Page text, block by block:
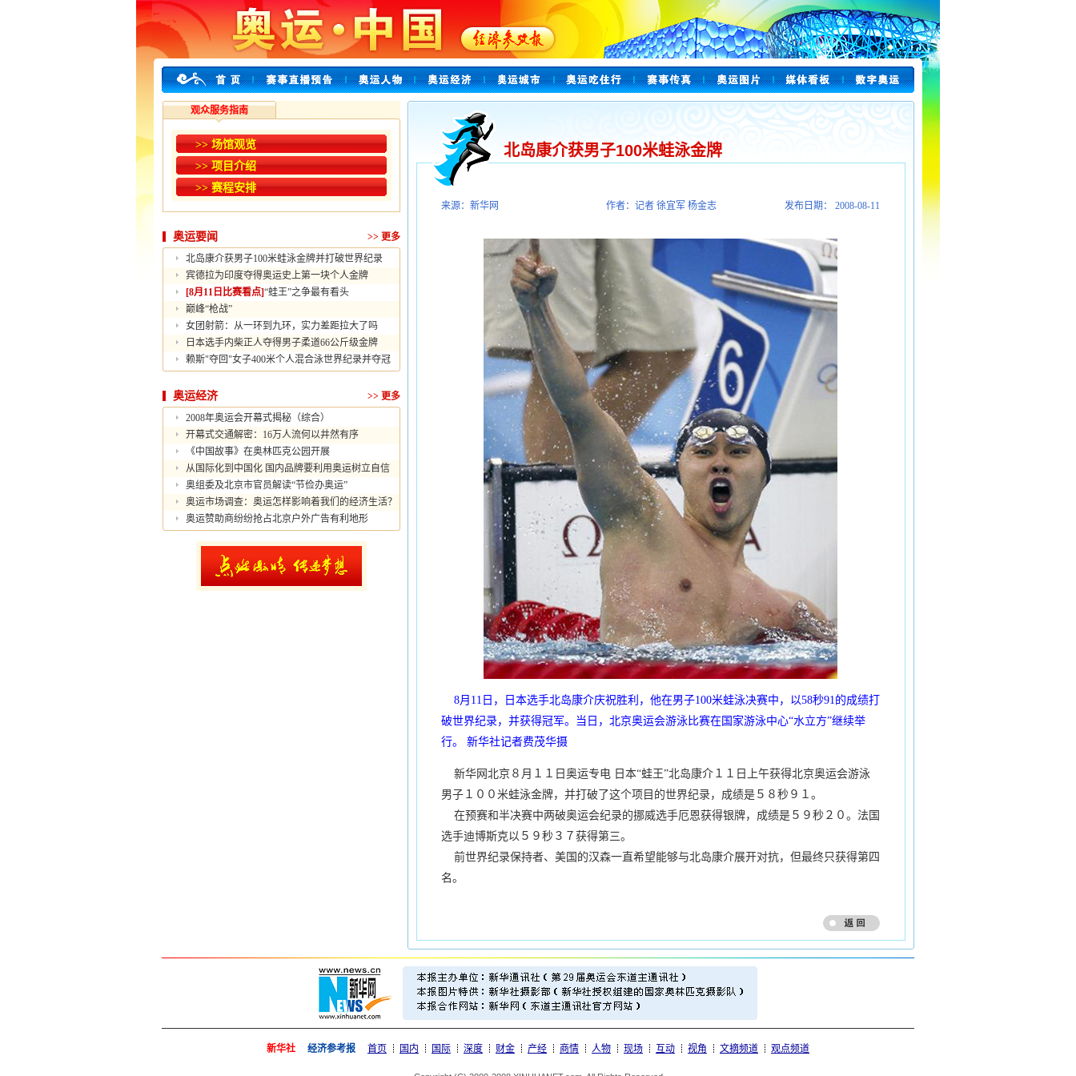
观众服务指南
>> 场馆观览
>> 项目介绍
>> 赛程安排
奥运要闻 >> 更多
北岛康介获男子100米蛙泳金牌并打破世界纪录
宾德拉为印度夺得奥运史上第一块个人金牌
[8月11日比赛看点]“蛙王”之争最有看头
巅峰“枪战”
女团射箭：从一环到九环，实力差距拉大了吗
日本选手内柴正人夺得男子柔道66公斤级金牌
赖斯"夺回"女子400米个人混合泳世界纪录并夺冠
奥运经济 >> 更多
2008年奥运会开幕式揭秘（综合）
开幕式交通解密：16万人流何以井然有序
《中国故事》在奥林匹克公园开展
从国际化到中国化 国内品牌要利用奥运树立自信
奥组委及北京市官员解读“节俭办奥运”
奥运市场调查：奥运怎样影响着我们的经济生活？
奥运赞助商纷纷抢占北京户外广告有利地形
北岛康介获男子100米蛙泳金牌
来源：新华网 作者：记者 徐宜军 杨金志 发布日期： 2008-08-11
8月11日，日本选手北岛康介庆祝胜利，他在男子100米蛙泳决赛中，以58秒91的成绩打
破世界纪录，并获得冠军。当日，北京奥运会游泳比赛在国家游泳中心“水立方”继续举
行。 新华社记者费茂华摄
新华网北京８月１１日奥运专电 日本“蛙王”北岛康介１１日上午获得北京奥运会游泳
男子１００米蛙泳金牌，并打破了这个项目的世界纪录，成绩是５８秒９１。
在预赛和半决赛中两破奥运会纪录的挪威选手厄恩获得银牌，成绩是５９秒２０。法国
选手迪博斯克以５９秒３７获得第三。
前世界纪录保持者、美国的汉森一直希望能够与北岛康介展开对抗，但最终只获得第四
名。
新华社 经济参考报 首页 国内 国际 深度 财金 产经 商情 人物 现场 互动 视角 文摘频道 观点频道